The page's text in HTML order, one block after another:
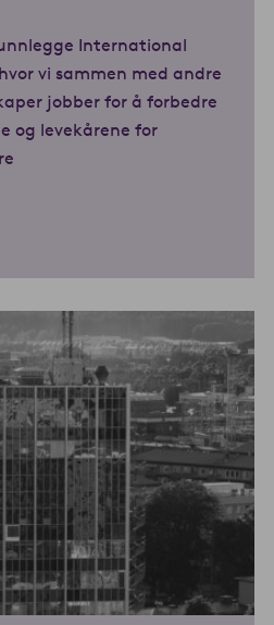
International
vi sammen med andre
jobber for å forbedre
og levekårene for